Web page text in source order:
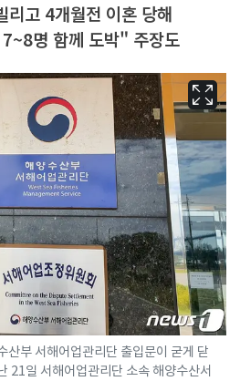
리고 4개월전 이혼 당해
명 함께 도박" 주장도
산부 서해어업관리단 출입문이 굳게 닫
21일 서해어업관리단 소속 해양수산서